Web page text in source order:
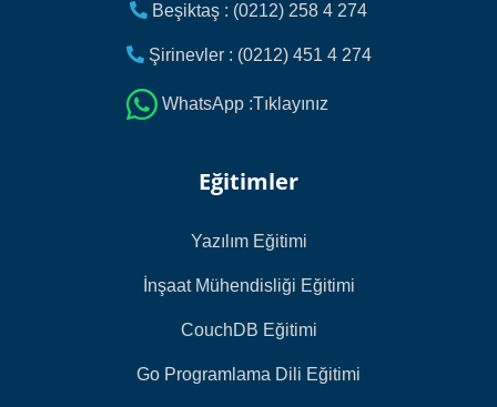
Beşiktaş : (0212) 258 4 274
Şirinevler : (0212) 451 4 274
WhatsApp :Tıklayınız
Eğitimler
Yazılım Eğitimi
İnşaat Mühendisliği Eğitimi
CouchDB Eğitimi
Go Programlama Dili Eğitimi